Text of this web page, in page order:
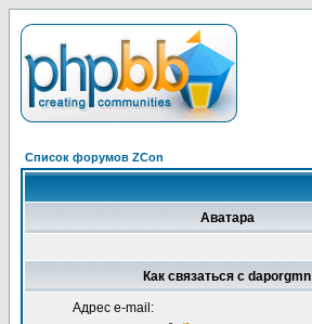
Список форумов ZCon
Аватара
Как связаться с daporgmn
Адрес e-mail: